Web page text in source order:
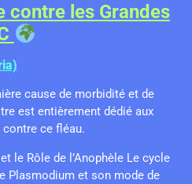
contre les Grandes
cause de morbidité et de
est entièrement dédié aux
ce fléau.
le Rôle de l’Anophèle Le cycle
Plasmodium et son mode de